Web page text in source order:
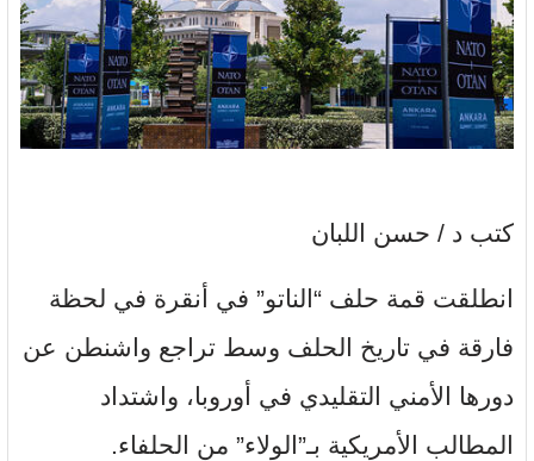
كتب د / حسن اللبان
انطلقت قمة حلف “الناتو” في أنقرة في لحظة
فارقة في تاريخ الحلف وسط تراجع واشنطن عن
دورها الأمني التقليدي في أوروبا، واشتداد
المطالب الأمريكية بـ”الولاء” من الحلفاء.